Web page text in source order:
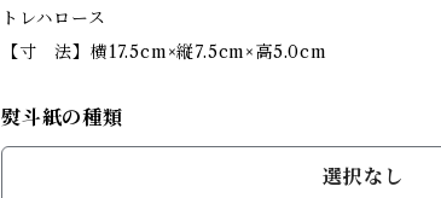
トレハロース
【寸 法】横17.5cm×縦7.5cm×高5.0cm
熨斗紙の種類
選択なし